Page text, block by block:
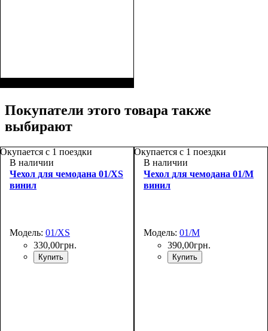
Покупатели этого товара также
выбирают
Окупается с 1 поездки
В наличии
Чехол для чемодана 01/XS
винил
Модель: 01/XS
330,00грн.
Купить
Окупается с 1 поездки
В наличии
Чехол для чемодана 01/M
винил
Модель: 01/M
390,00грн.
Купить